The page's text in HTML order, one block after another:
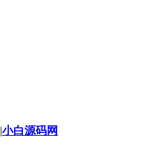
|小白源码网